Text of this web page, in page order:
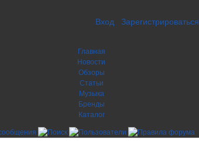
Вход Зарегистрироваться
Главная
Новости
Обзоры
Статьи
Музыка
Бренды
Каталог